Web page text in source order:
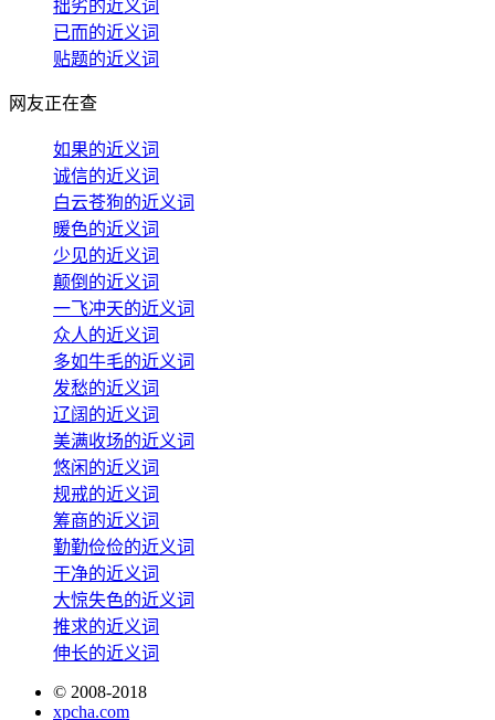
拙劣的近义词
已而的近义词
贴题的近义词
网友正在查
如果的近义词
诚信的近义词
白云苍狗的近义词
暖色的近义词
少见的近义词
颠倒的近义词
一飞冲天的近义词
众人的近义词
多如牛毛的近义词
发愁的近义词
辽阔的近义词
美满收场的近义词
悠闲的近义词
规戒的近义词
筹商的近义词
勤勤俭俭的近义词
干净的近义词
大惊失色的近义词
推求的近义词
伸长的近义词
© 2008-2018
xpcha.com